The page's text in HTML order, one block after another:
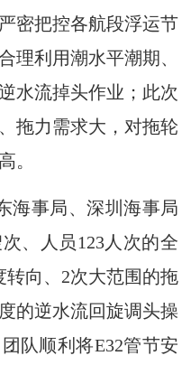
密把控各航段浮运节
理利用潮水平潮期、
水流掉头作业；此次
拖力需求大，对拖轮
。
事局、深圳海事局
、人员123人次的全
转向、2次大范围的拖
的逆水流回旋调头操
队顺利将E32管节安